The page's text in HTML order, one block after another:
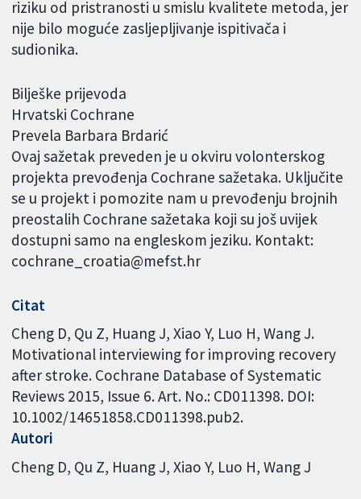
riziku od pristranosti u smislu kvalitete metoda, jer
nije bilo moguće zasljepljivanje ispitivača i
sudionika.
Bilješke prijevoda
Hrvatski Cochrane
Prevela Barbara Brdarić
Ovaj sažetak preveden je u okviru volonterskog
projekta prevođenja Cochrane sažetaka. Uključite
se u projekt i pomozite nam u prevođenju brojnih
preostalih Cochrane sažetaka koji su još uvijek
dostupni samo na engleskom jeziku. Kontakt:
cochrane_croatia@mefst.hr
Citat
Cheng D, Qu Z, Huang J, Xiao Y, Luo H, Wang J.
Motivational interviewing for improving recovery
after stroke. Cochrane Database of Systematic
Reviews 2015, Issue 6. Art. No.: CD011398. DOI:
10.1002/14651858.CD011398.pub2.
Autori
Cheng D Qu Z Huang J Xiao Y Luo H Wang J